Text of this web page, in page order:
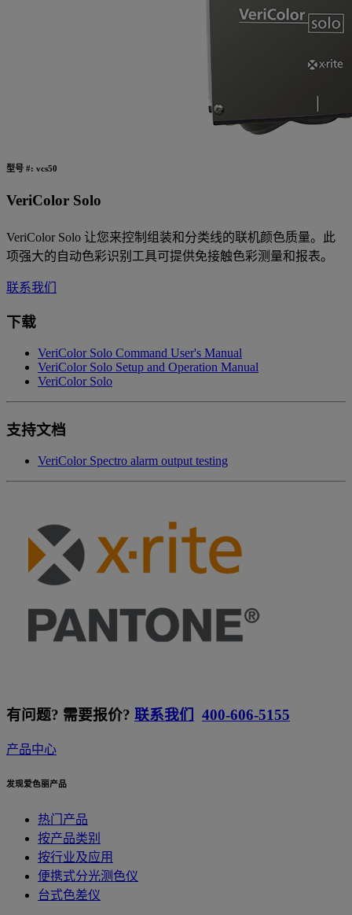
型号 #: vcs50
VeriColor Solo
VeriColor Solo 让您来控制组装和分类线的联机颜色质量。此
项强大的自动色彩识别工具可提供免接触色彩测量和报表。
联系我们
下载
VeriColor Solo Command User's Manual
VeriColor Solo Setup and Operation Manual
VeriColor Solo
支持文档
VeriColor Spectro alarm output testing
有问题? 需要报价? 联系我们 400-606-5155
产品中心
发现爱色丽产品
热门产品
按产品类别
按行业及应用
便携式分光测色仪
台式色差仪